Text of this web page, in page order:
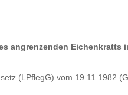
angrenzenden Eichenkratts
(LPflegG) vom 19.11.1982